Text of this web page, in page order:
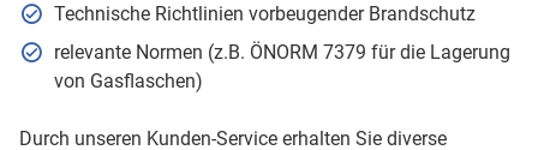
Technische Richtlinien vorbeugender Brandschutz
relevante Normen (z.B. ÖNORM 7379 für die Lagerung
von Gasflaschen)
Durch unseren Kunden-Service erhalten Sie diverse